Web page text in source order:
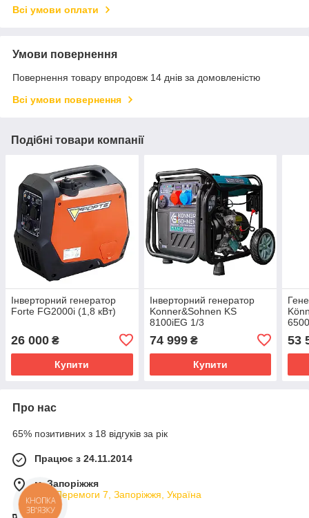
Всі умови оплати
Умови повернення
Повернення товару впродовж 14 днів за домовленістю
Всі умови повернення
Подібні товари компанії
Інверторний генератор
Forte FG2000i (1,8 кВт)
26 000 ₴
Купити
Інверторний генератор
Konner&Sohnen KS
8100iEG 1/3
74 999₴
Купити
53
Про нас
65% позитивних з 18 відгуків за рік
Працює з 24.11.2014
м. Запоріжжя
вул. Перемоги 7, Запоріжжя, Україна
КНОПКА
ЗВ'ЯЗКУ